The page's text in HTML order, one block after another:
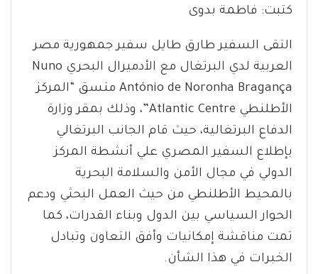
كتبت: فاطمة بدوى
التقى السفير طارق طايل سفير جمهورية مصر
العربية لدي البرتغال مع الأدميرال البحري Nuno
António de Noronha Bragança منسق “المركز
الأطلنطي Atlantic Centre”، وذلك بمقر وزارة
الدفاع البرتغالية، حيث قام الجانب البرتغالي
بإطلاع السفير المصري علي أنشطة المركز
الدولي في مجال الأمن والسلامة البحرية
بالمحيط الأطلنطي من حيث العمل البحثي ودعم
الحوار السياسي بين الدول وبناء القدرات، كما
تمت مناقشة إمكانيات وأفق التعاون وتبادل
الخبرات في هذا الشأن.